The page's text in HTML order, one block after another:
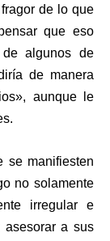
de lo que
que eso
algunos de
de manera
aunque le
se manifiesten
no solamente
irregular e
asesorar a sus